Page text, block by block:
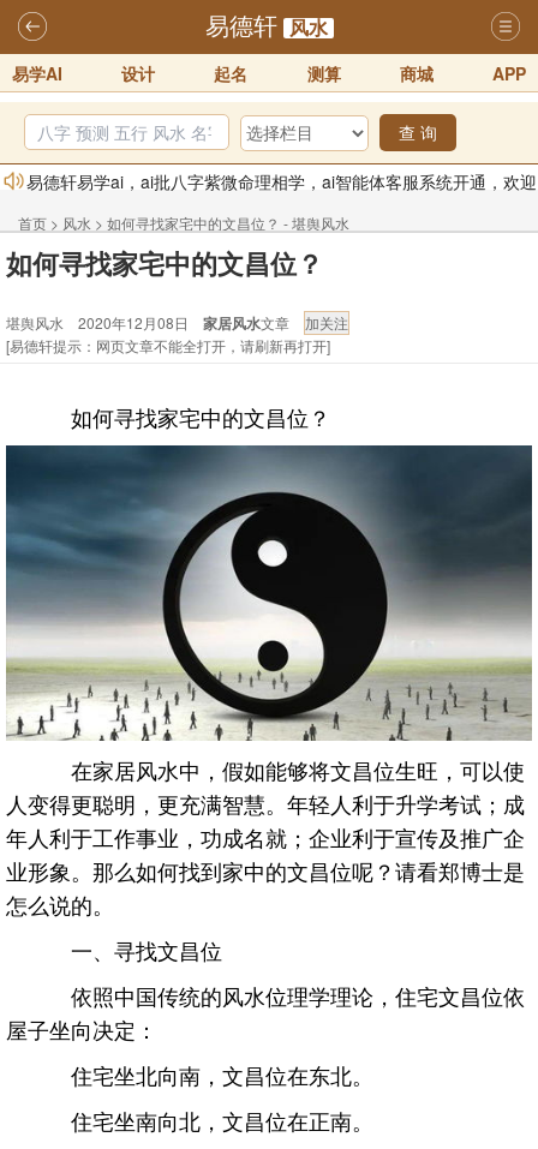
易德轩 风水
易学AI 设计 起名 测算 商城 APP
查 询
易德轩易学ai，ai批八字紫微命理相学，ai智能体客服系统开通，欢迎
体验！！
2025-07-01
易德轩网重构及升能完成，欢迎大家来体验新程序及感觉！！
2026年化太岁锦囊属马、鼠、牛、龙、兔、狗、鸡生肖化太岁开始预
订！！
2025-10-01
易德轩首席风水大师铁笔居士简介！！
易德轩通告：本网站易德轩商标及LOGO注册声明
首页 > 风水 > 如何寻找家宅中的文昌位？ - 堪舆风水
如何寻找家宅中的文昌位？
堪舆风水 2020年12月08日 家居风水文章
[易德轩提示：网页文章不能全打开，请刷新再打开]
如何寻找家宅中的文昌位？
在家居风水中，假如能够将文昌位生旺，可以使
人变得更聪明，更充满智慧。年轻人利于升学考试；成
年人利于工作事业，功成名就；企业利于宣传及推广企
业形象。那么如何找到家中的文昌位呢？请看郑博士是
怎么说的。
一、寻找文昌位
依照中国传统的风水位理学理论，住宅文昌位依
屋子坐向决定：
住宅坐北向南，文昌位在东北。
住宅坐南向北，文昌位在正南。